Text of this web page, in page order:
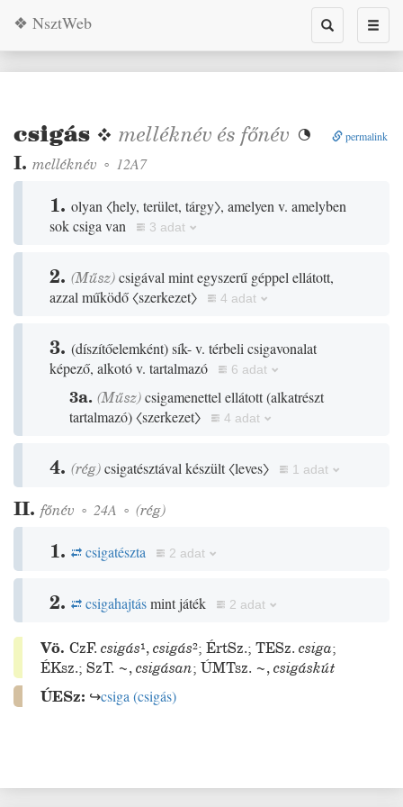
Toggle
search
❖ NsztWeb
csigás ❖ melléknév és főnév  permalink
I. melléknév ◦ 12A7
1. olyan 〈hely, terület, tárgy〉, amelyen v. amelyben
sok csiga van
3 adat
2. (Műsz)csigával mint egyszerű géppel ellátott,
azzal működő〈szerkezet〉 4 adat
3. (díszítőelemként)sík- v. térbeli csigavonalat
képező, alkotó v. tartalmazó
6 adat
3a. (Műsz)csigamenettel ellátott(alkatrészt
tartalmazó)〈szerkezet〉 4 adat
4. (rég)csigatésztával készült〈leves〉 1 adat
II. főnév ◦ 24A ◦ (rég)
1. csigatészta 2 adat
2. csigahajtásmint játék 2 adat
Vö. CzF. csigás¹,csigás²; ÉrtSz.; TESz. csiga;
ÉKsz.; SzT. ~,csigásan; ÚMTsz. ~,csigáskút
ÚESz: ↪csiga (csigás)